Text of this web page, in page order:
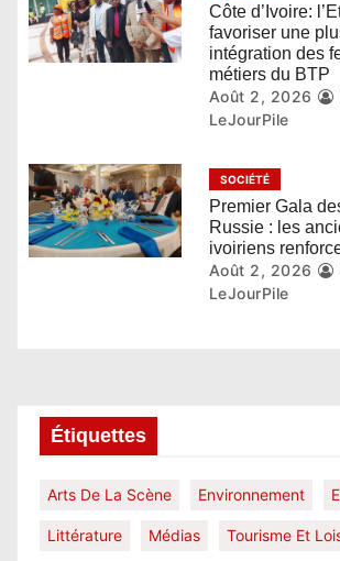
l
Côte d’Ivoire:
favoriser une
intégration des
métiers du BTP
Août 2, 2026
LeJourPile
SOCIÉTÉ
Premier Gala
Russie : les
ivoiriens
Août 2, 2026
LeJourPile
Étiquettes
Arts De La Scène Environnement
Littérature Médias Tourisme Et